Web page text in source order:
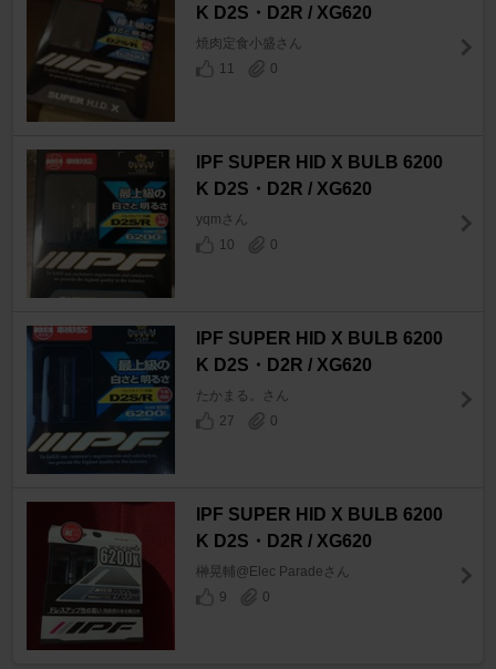
K D2S・D2R / XG620
焼肉定食小盛さん
11
0
IPF SUPER HID X BULB 6200
K D2S・D2R / XG620
yqmさん
10
0
IPF SUPER HID X BULB 6200
K D2S・D2R / XG620
たかまる。さん
27
0
IPF SUPER HID X BULB 6200
K D2S・D2R / XG620
榊晃輔@Elec Paradeさん
9
0